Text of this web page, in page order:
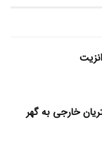
خارجی به گهر